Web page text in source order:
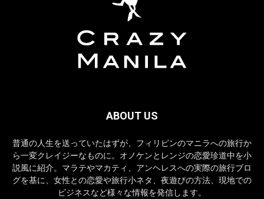
ABOUT US
普通の人生を送っていたはずが、フィリピンのマニラへの旅行か
ら一変クレイジーなものに。オノケンとレンジの恋愛珍道中を小
説風に紹介。マラテやマカティ、アンヘレスへの実際の旅行ブロ
グを基に、女性との恋愛や旅行小ネタ、夜遊びの方法、現地での
ビジネスなど様々な情報を発信します。